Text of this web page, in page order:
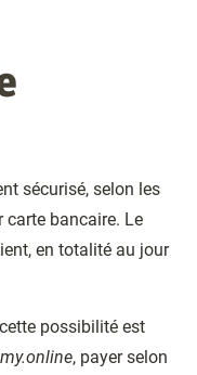
sécurisé, selon les
bancaire. Le
en totalité au jour
possibilité est
, payer selon